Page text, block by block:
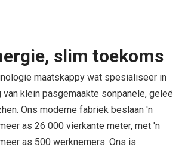
slim toekoms
maatskappy wat spesialiseer in
klein pasgemaakte sonpanele, geleë
Ons moderne fabriek beslaan 'n
as 26 000 vierkante meter, met 'n
as 500 werknemers. Ons is